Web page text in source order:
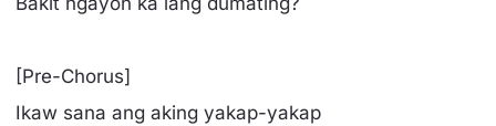
[Pre-Chorus]
Ikaw sana ang aking yakap-yakap